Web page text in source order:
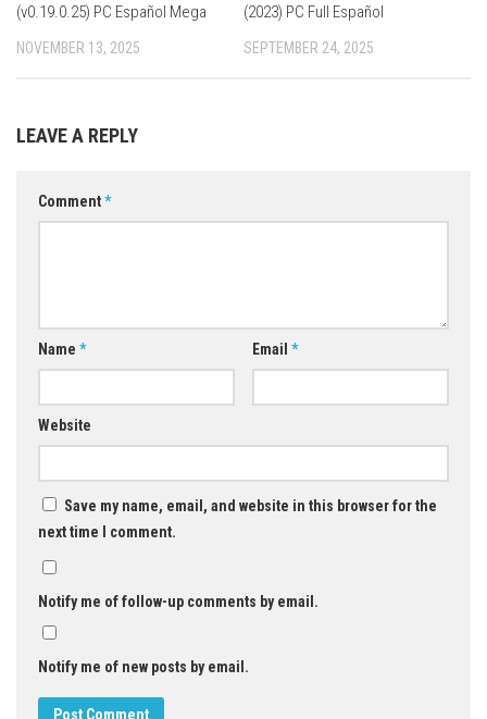
(v0.19.0.25) PC Español Mega
NOVEMBER 13, 2025
(2023) PC Full Español
SEPTEMBER 24, 2025
LEAVE A REPLY
Comment*
Name * Email *
Website
Save my name, email, and website in this browser for the
next time I comment.
Notify me of follow-up comments by email.
Notify me of new posts by email.